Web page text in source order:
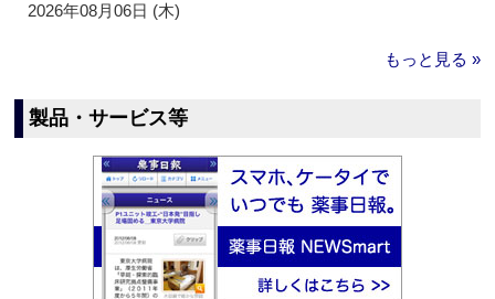
2026年08月06日 (木)
もっと見る »
製品・サービス等